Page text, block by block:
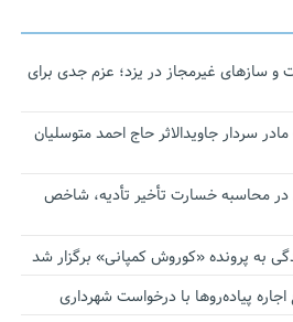
و سازهای غیرمجاز در یزد؛ عزم جدی برای
سردار جاویدالاثر حاج احمد متوسلیان
محاسبه خسارت تأخیر تأدیه، شاخص
به پرونده «کوروش کمپانی» برگزار شد
پیاده‌روها با درخواست شهرداری